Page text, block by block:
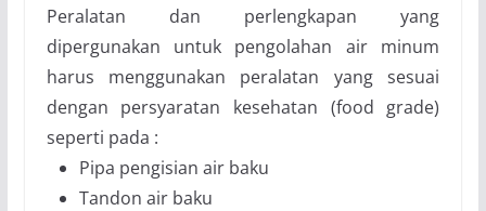
Peralatan dan perlengkapan yang
dipergunakan untuk pengolahan air minum
harus menggunakan peralatan yang sesuai
dengan persyaratan kesehatan (food grade)
seperti pada :
Pipa pengisian air baku
Tandon air baku